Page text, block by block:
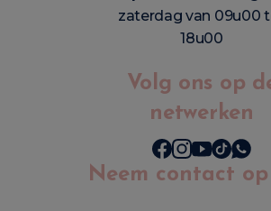
zaterdag van 09u00
18u00
Volg ons op
netwerken
Neem contact